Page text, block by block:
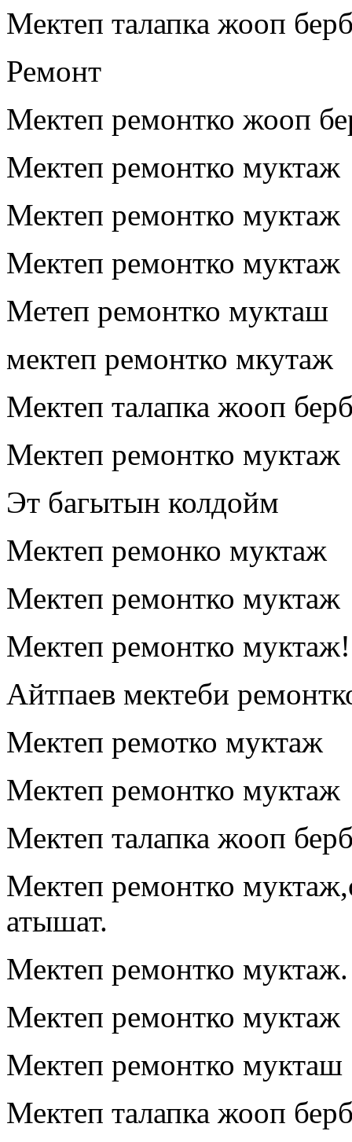
Мектеп талапка жооп
Ремонт
Мектеп ремонтко жооп
Мектеп ремонтко муктаж
Мектеп ремонтко муктаж
Мектеп ремонтко муктаж
Метеп ремонтко мукташ
мектеп ремонтко мкутаж
Мектеп талапка жооп
Мектеп ремонтко муктаж
Эт багытын колдойм
Мектеп ремонко муктаж
Мектеп ремонтко муктаж
Мектеп ремонтко муктаж!
Айтпаев мектеби
Мектеп ремотко муктаж
Мектеп ремонтко муктаж
Мектеп талапка жооп
Мектеп ремонтко
атышат.
Мектеп ремонтко муктаж.
Мектеп ремонтко муктаж
Мектеп ремонтко мукташ
Мектеп талапка жооп